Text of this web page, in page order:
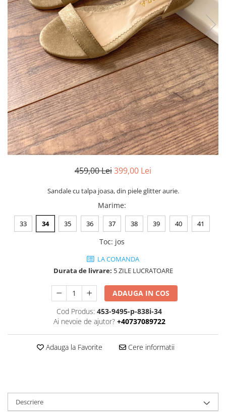
Posete
Rucsac
Plic
Saculet
Borsete
Mov
Visiniu
Maro
Albastru
459,00 Lei399,00 Lei
Sandale cu talpa joasa, din piele glitter aurie.
Marime:
33 34 35 36 37 38 39 40 41
Toc: jos
LA COMANDA
Durata de livrare: 5 ZILE LUCRATOARE
ADAUGA IN COS
Cod Produs: 453-9495-p-838i-34
Ai nevoie de ajutor? +40737089722
Adauga la Favorite Cere informatii
Descriere